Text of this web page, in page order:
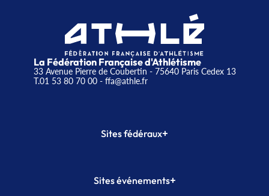
La Fédération Française d'Athlétisme
33 Avenue Pierre de Coubertin - 75640 Paris Cedex 13
T.01 53 80 70 00- ffa@athle.fr
Sites fédéraux+
Plateforme Formation
Sites événements+